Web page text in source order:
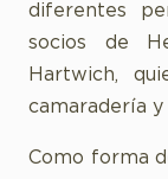
diferentes
socios de
Hartwich,
camaradería
Como forma